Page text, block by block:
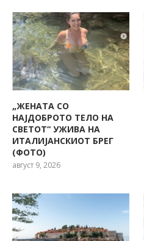
„ЖЕНАТА СО
НАЈДОБРОТО ТЕЛО НА
СВЕТОТ“ УЖИВА НА
ИТАЛИЈАНСКИОТ БРЕГ
(ФОТО)
август 9, 2026